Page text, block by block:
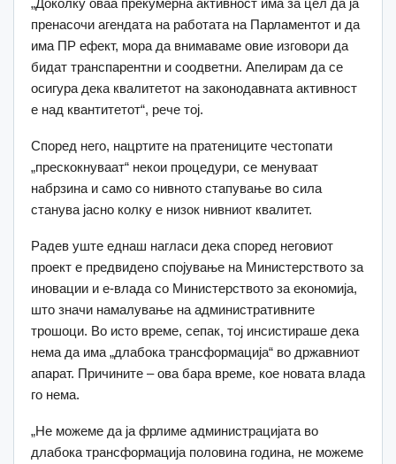
пренасочи агендата на работата на Парламентот и да
има ПР ефект, мора да внимаваме овие изговори да
бидат транспарентни и соодветни. Апелирам да се
осигура дека квалитетот на законодавната активност
е над квантитетот“, рече тој.
Според него, нацртите на пратениците честопати
„прескокнуваат“ некои процедури, се менуваат
набрзина и само со нивното стапување во сила
станува јасно колку е низок нивниот квалитет.
Радев уште еднаш нагласи дека според неговиот
проект е предвидено спојување на Министерството за
иновации и е-влада со Министерството за економија,
што значи намалување на административните
трошоци. Во исто време, сепак, тој инсистираше дека
нема да има „длабока трансформација“ во државниот
апарат. Причините – ова бара време, кое новата влада
го нема.
„Не можеме да ја фрлиме администрацијата во
длабока трансформација половина година, не можеме